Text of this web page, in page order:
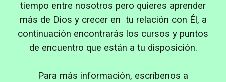
tiempo entre nosotros pero quieres aprender
más de Dios y crecer en tu relación con Él, a
continuación encontrarás los cursos y puntos
de encuentro que están a tu disposición.
Para más información, escríbenos a